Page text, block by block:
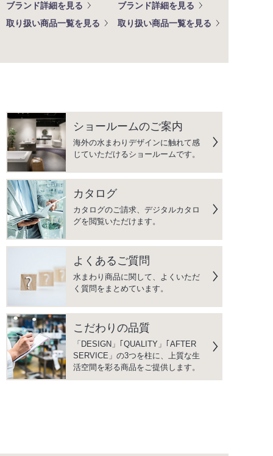
ブランド詳細を見る
取り扱い商品一覧を見る
ブランド詳細を見る
取り扱い商品一覧を見る
ショールームのご案内
海外の水まわりデザインに触れて感
じていただけるショールームです。
カタログ
カタログのご請求、デジタルカタロ
グを閲覧いただけます。
よくあるご質問
水まわり商品に関して、よくいただ
く質問をまとめています。
こだわりの品質
「DESIGN」｢QUALITY」｢AFTER
SERVICE」の3つを柱に、上質な生
活空間を彩る商品をご提供します。